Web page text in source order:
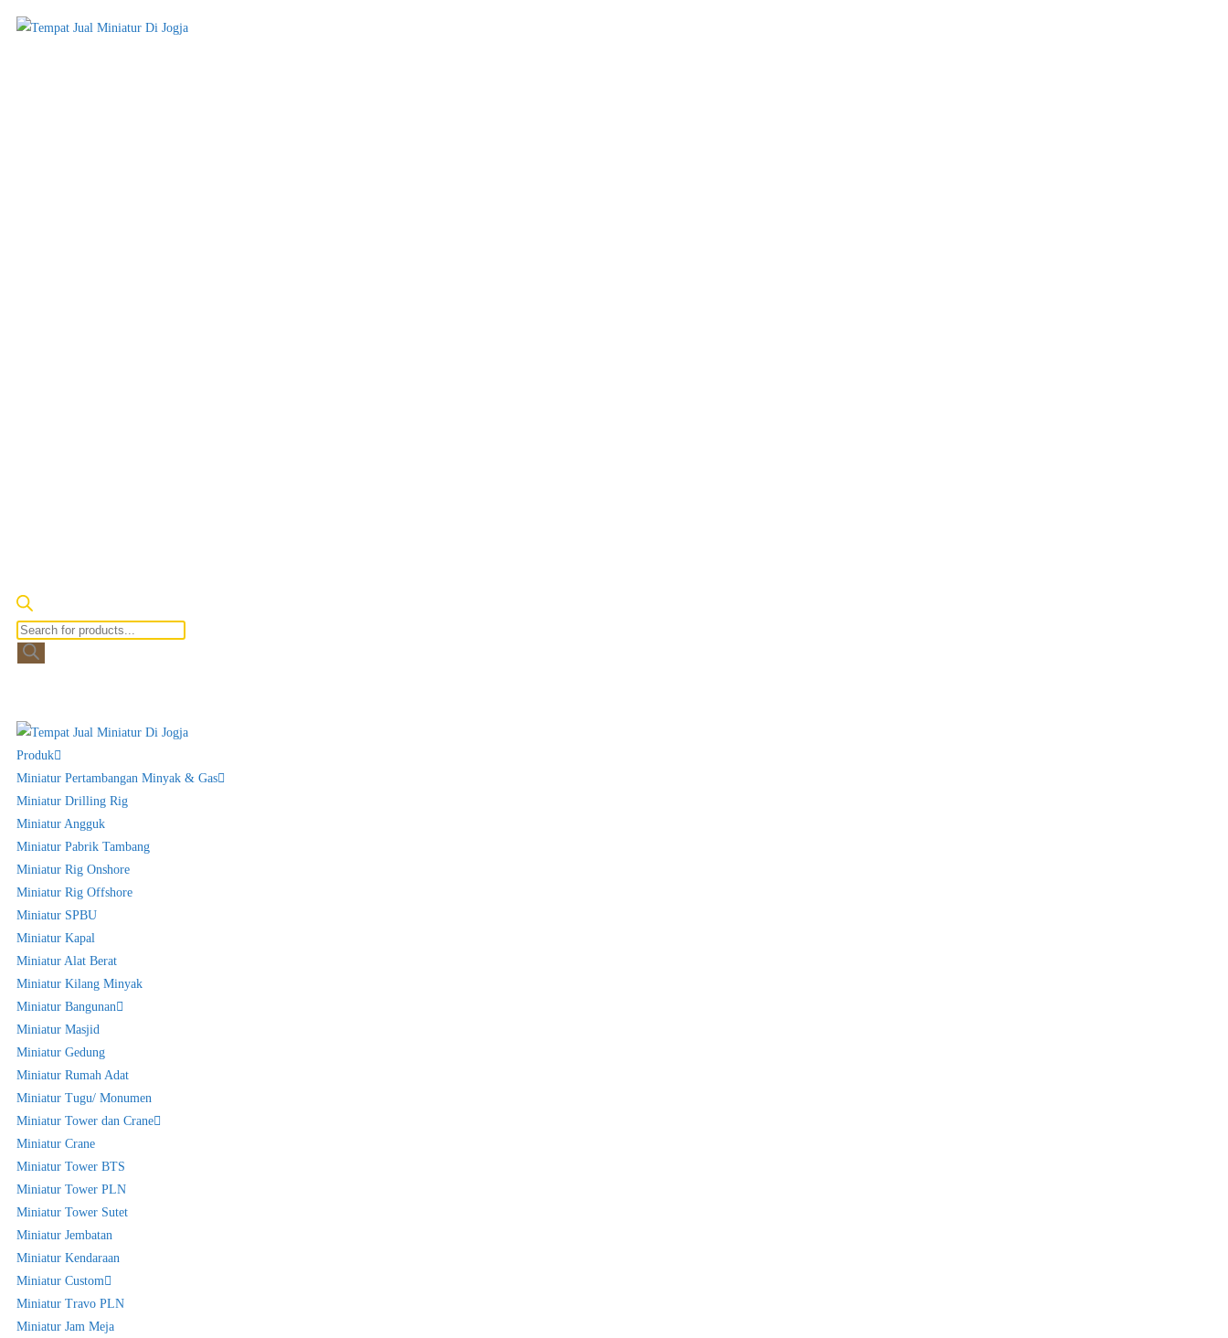
Produk
Miniatur Pertambangan Minyak & Gas
Miniatur Drilling Rig
Miniatur Angguk
Miniatur Pabrik Tambang
Miniatur Rig Onshore
Miniatur Rig Offshore
Miniatur SPBU
Miniatur Kapal
Miniatur Alat Berat
Miniatur Kilang Minyak
Miniatur Bangunan
Miniatur Masjid
Miniatur Gedung
Miniatur Rumah Adat
Miniatur Tugu/ Monumen
Miniatur Tower dan Crane
Miniatur Crane
Miniatur Tower BTS
Miniatur Tower PLN
Miniatur Tower Sutet
Miniatur Jembatan
Miniatur Kendaraan
Miniatur Custom
Miniatur Travo PLN
Miniatur Jam Meja